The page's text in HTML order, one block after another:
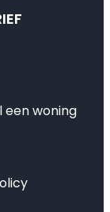
een woning